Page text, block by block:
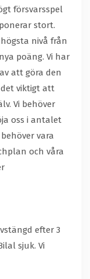
försvarsspel
stort.
nivå från
poäng. Vi har
att göra den
viktigt att
Vi behöver
oss i antalet
vara
och våra
efter 3
sjuk. Vi